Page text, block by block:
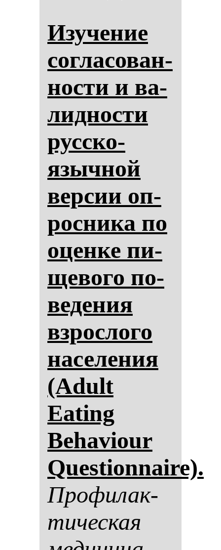
Изу­че­ние
сог­ла­со­ван­
нос­ти и ва­
лид­нос­ти
рус­ско­
языч­ной
вер­сии оп­
рос­ни­ка по
оцен­ке пи­
ще­во­го по­
ве­де­ния
взрос­ло­го
на­се­ле­ния
(Adult
Eating
Beha­viour
Questionnaire).
Про­фи­лак­
ти­чес­кая